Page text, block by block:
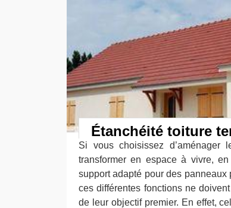
Étanchéité toiture
Si vous choisissez
transformer en espace à vivre,
support adapté pour des
ces différentes fonctions ne
de leur objectif premier. En effet,